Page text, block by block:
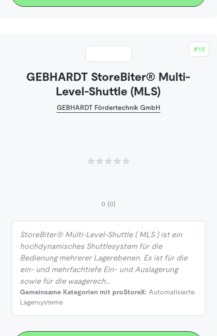
#15
GEBHARDT StoreBiter® Multi-
Level-Shuttle (MLS)
GEBHARDT Fördertechnik GmbH
0 (0)
StoreBiter® Multi-Level-Shuttle ( MLS ) ist ein
hochdynamisches Shuttlesystem für die
Bedienung mehrerer Lagerebenen. Es ist für die
ein- und mehrfachtiefe Ein- und Auslagerung
sowie für die waagerech…
Gemeinsame Kategorien mit proStoreX: Automatisierte
Lagersysteme